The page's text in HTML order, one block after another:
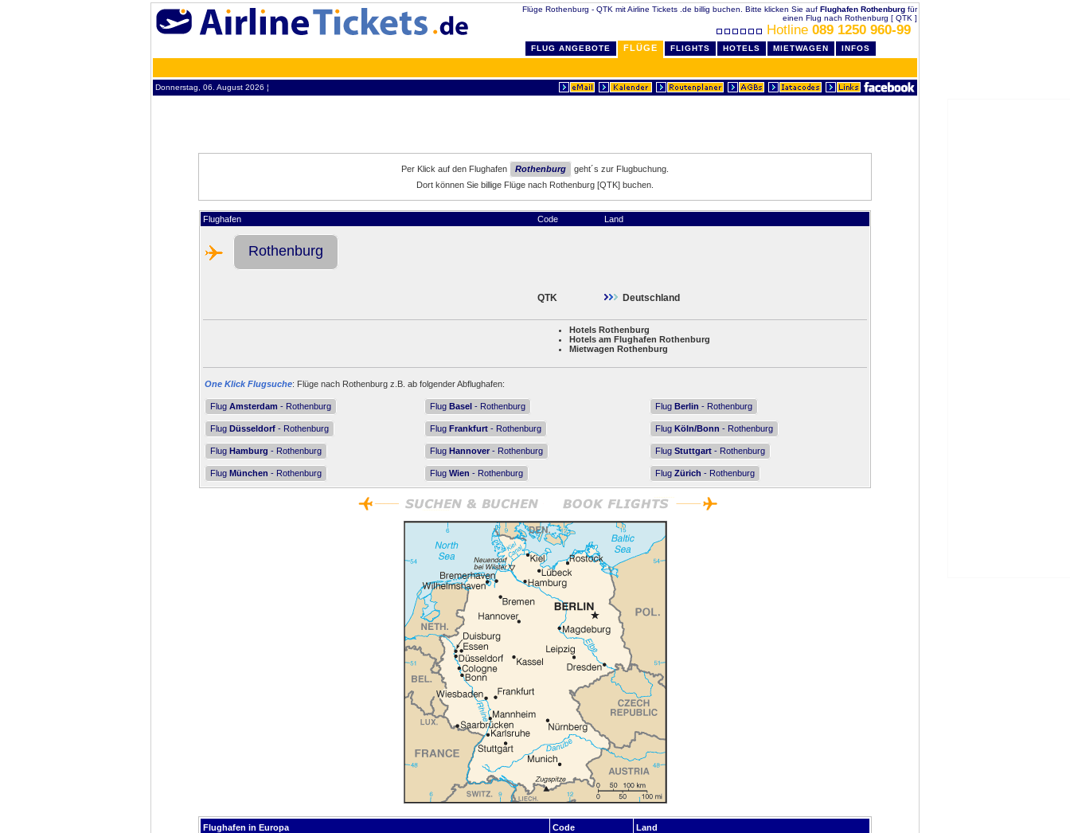
Flüge Rothenburg - QTK mit Airline Tickets .de billig buchen. Bitte klicken Sie auf Flughafen Rothenburg für
einen Flug nach Rothenburg [ QTK ]
Hotline 089 1250 960-99
FLUG ANGEBOTE FLÜGE FLIGHTS HOTELS MIETWAGEN INFOS
Donnerstag, 06. August 2026 ¦
Per Klick auf den Flughafen Rothenburg
geht´s zur Flugbuchung.
Dort können Sie billige Flüge nach Rothenburg [QTK] buchen.
Flughafen Code Land
Rothenburg
QTK Deutschland
Hotels Rothenburg
Hotels am Flughafen Rothenburg
Mietwagen Rothenburg
One Klick Flugsuche: Flüge nach Rothenburg z.B. ab folgender Abflughafen:
Flug Amsterdam - Rothenburg Flug Basel - Rothenburg Flug Berlin - Rothenburg
Flug Düsseldorf - Rothenburg Flug Frankfurt - Rothenburg Flug Köln/Bonn - Rothenburg
Flug Hamburg - Rothenburg Flug Hannover - Rothenburg Flug Stuttgart - Rothenburg
Flug München - Rothenburg Flug Wien - Rothenburg Flug Zürich - Rothenburg
Flughafen in Europa Code
Land